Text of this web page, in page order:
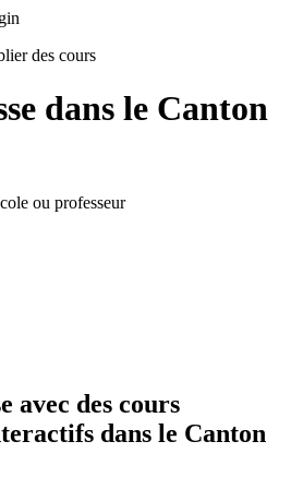
des cours
dans le Canton
ou professeur
avec des cours
dans le Canton